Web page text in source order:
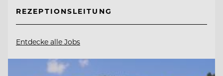
REZEPTIONSLEITUNG
Entdecke alle Jobs